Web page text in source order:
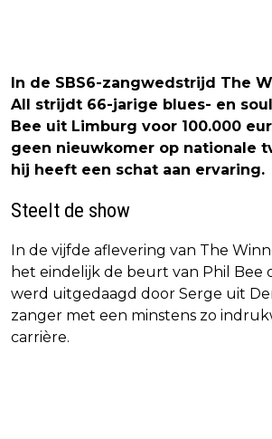
In de SBS6-zangwedstrijd The
All strijdt 66-jarige blues- en
Bee uit Limburg voor 100.000
geen nieuwkomer op nationale
hij heeft een schat aan ervaring.
Steelt de show
In de vijfde aflevering van The
het eindelijk de beurt van Phil Bee
werd uitgedaagd door Serge uit
zanger met een minstens zo
carrière.